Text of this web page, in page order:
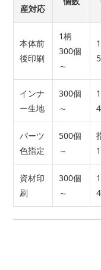
産対応
本体前
後印刷
1柄
300個
～
インナ
ー生地
300個
～
パーツ
色指定
500個
～
資材印
刷
300個
～